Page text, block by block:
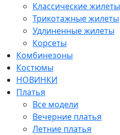
Классические жилеты
Трикотажные жилеты
Удлиненные жилеты
Корсеты
Комбинезоны
Костюмы
НОВИНКИ
Платья
Все модели
Вечерние платья
Летние платья